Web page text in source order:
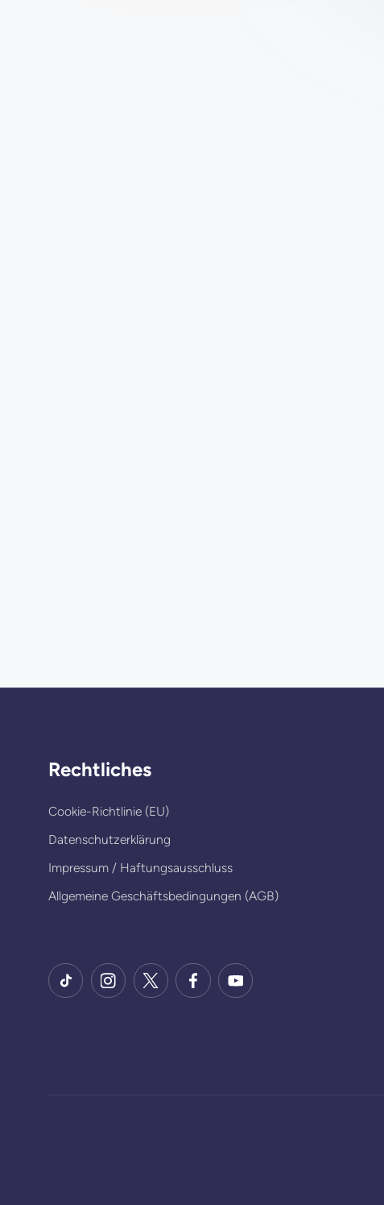
Rechtliches
Cookie-Richtlinie (EU)
Datenschutzerklärung
Impressum / Haftungsausschluss
Allgemeine Geschäftsbedingungen (AGB)
TikTokInstagram
X Facebook
YouTube